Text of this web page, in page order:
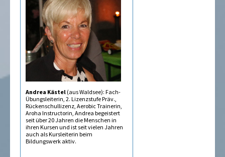
Andrea Kästel (aus Waldsee): Fach-
Übungsleiterin, 2. Lizenzstufe Präv.,
Rückenschullizenz, Aerobic Trainerin,
Aroha Instructorin, Andrea begeistert
seit über 20 Jahren die Menschen in
ihren Kursen und ist seit vielen Jahren
auch als Kursleiterin beim
Bildungswerk aktiv.